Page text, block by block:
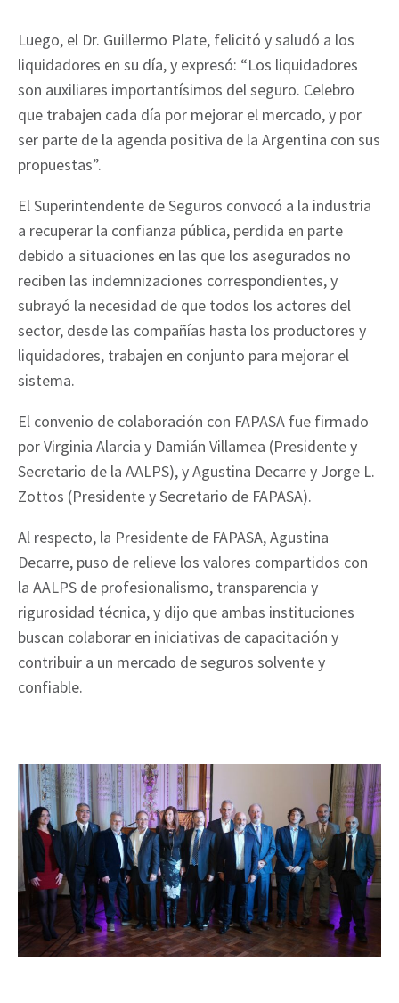
Luego, el Dr. Guillermo Plate, felicitó y saludó a los
liquidadores en su día, y expresó: “Los liquidadores
son auxiliares importantísimos del seguro. Celebro
que trabajen cada día por mejorar el mercado, y por
ser parte de la agenda positiva de la Argentina con sus
propuestas”.
El Superintendente de Seguros convocó a la industria
a recuperar la confianza pública, perdida en parte
debido a situaciones en las que los asegurados no
reciben las indemnizaciones correspondientes, y
subrayó la necesidad de que todos los actores del
sector, desde las compañías hasta los productores y
liquidadores, trabajen en conjunto para mejorar el
sistema.
El convenio de colaboración con FAPASA fue firmado
por Virginia Alarcia y Damián Villamea (Presidente y
Secretario de la AALPS), y Agustina Decarre y Jorge L.
Zottos (Presidente y Secretario de FAPASA).
Al respecto, la Presidente de FAPASA, Agustina
Decarre, puso de relieve los valores compartidos con
la AALPS de profesionalismo, transparencia y
rigurosidad técnica, y dijo que ambas instituciones
buscan colaborar en iniciativas de capacitación y
contribuir a un mercado de seguros solvente y
confiable.